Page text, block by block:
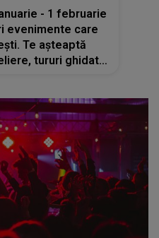
- 1 februarie
evenimente care
Te așteaptă
tururi ghidate